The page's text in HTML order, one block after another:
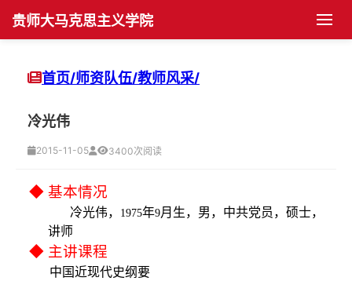
贵师大马克思主义学院
机构设置
现任领导
历任领导
党群工作
党建动态
支部建设
团学组织
师资队伍
博士生导师
硕士生导师
学科发展
学科建设
人才培养
首页/师资队伍/教师风采/
冷光伟
2015-11-05 3400次阅读
◆ 基本情况
冷光伟， 1975年9月生，男，中共党员，硕士，
讲师
◆ 主讲课程
中国近现代史纲要